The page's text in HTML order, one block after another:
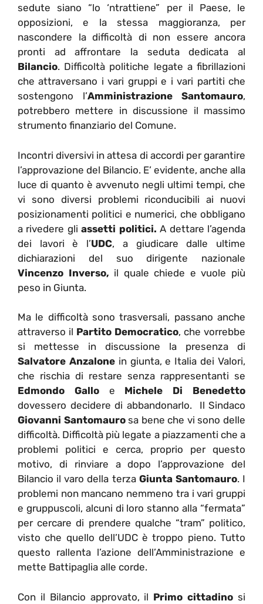
sedute siano “lo ‘ntrattiene” per il Paese, le
opposizioni, e la stessa maggioranza, per
nascondere la difficoltà di non essere ancora
pronti ad affrontare la seduta dedicata al
Bilancio. Difficoltà politiche legate a fibrillazioni
che attraversano i vari gruppi e i vari partiti che
sostengono l’Amministrazione Santomauro,
potrebbero mettere in discussione il massimo
strumento finanziario del Comune.
Incontri diversivi in attesa di accordi per garantire
l’approvazione del Bilancio. E’ evidente, anche alla
luce di quanto è avvenuto negli ultimi tempi, che
vi sono diversi problemi riconducibili ai nuovi
posizionamenti politici e numerici, che obbligano
a rivedere gli assetti politici. A dettare l’agenda
dei lavori è l’UDC, a giudicare dalle ultime
dichiarazioni del suo dirigente nazionale
Vincenzo Inverso, il quale chiede e vuole più
peso in Giunta.
Ma le difficoltà sono trasversali, passano anche
attraverso il Partito Democratico, che vorrebbe
si mettesse in discussione la presenza di
Salvatore Anzalone in giunta, e Italia dei Valori,
che rischia di restare senza rappresentanti se
Edmondo Gallo e Michele Di Benedetto
dovessero decidere di abbandonarlo. Il Sindaco
Giovanni Santomaurosa bene che vi sono delle
difficoltà. Difficoltà più legate a piazzamenti che a
problemi politici e cerca, proprio per questo
motivo, di rinviare a dopo l’approvazione del
Bilancio il varo della terza Giunta Santomauro. I
problemi non mancano nemmeno tra i vari gruppi
e gruppuscoli, alcuni di loro stanno alla “fermata”
per cercare di prendere qualche “tram” politico,
visto che quello dell’UDC è troppo pieno. Tutto
questo rallenta l’azione dell’Amministrazione e
mette Battipaglia alle corde.
Con il Bilancio approvato, il Primo cittadino si